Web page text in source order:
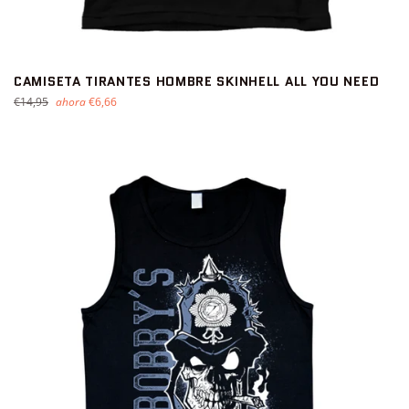
CAMISETA TIRANTES HOMBRE SKINHELL ALL YOU NEED
Precio
€14,95 ahora€6,66